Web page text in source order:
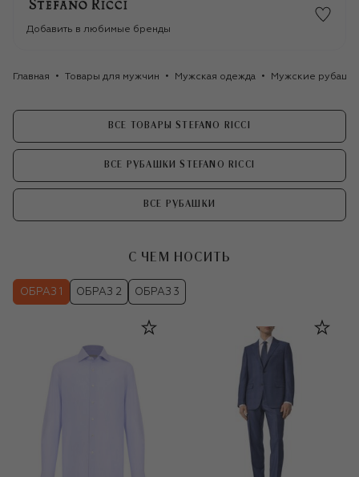
Добавить в любимые бренды
Главная Товары для мужчин Мужская одежда Мужские
ВСЕ ТОВАРЫ STEFANO RICCI
ВСЕ РУБАШКИ STEFANO RICCI
ВСЕ РУБАШКИ
С ЧЕМ НОСИТЬ
ОБРАЗ 1 ОБРАЗ 2 ОБРАЗ 3